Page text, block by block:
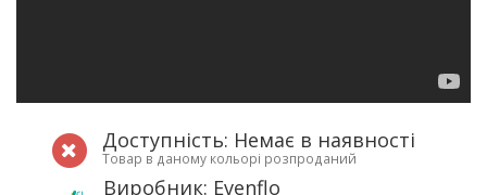
Доступність: Немає в наявності
Товар в даному кольорі розпроданий
Виробник: Evenflo